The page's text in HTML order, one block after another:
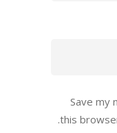
Save my
this